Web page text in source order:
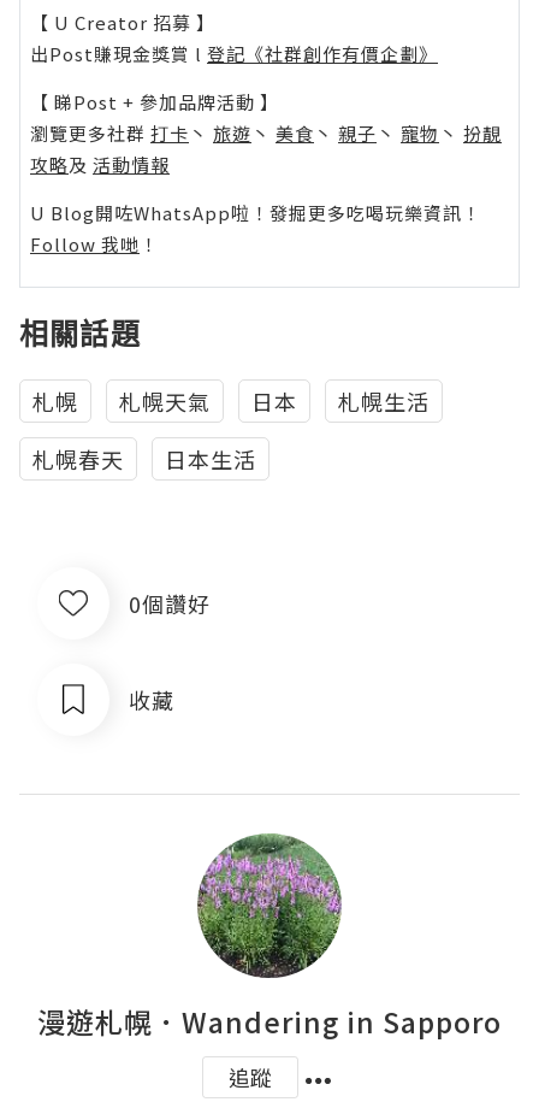
【 U Creator 招募 】
出Post賺現金獎賞 l 登記《社群創作有價企劃》
【 睇Post + 參加品牌活動 】
瀏覽更多社群 打卡 丶 旅遊 丶 美食 丶 親子 丶 寵物 丶 扮靚
攻略及 活動情報
U Blog開咗WhatsApp啦！發掘更多吃喝玩樂資訊！
Follow 我哋 ！
相關話題
札幌 札幌天氣 日本
札幌生活
札幌春天
日本生活
0個讚好
收藏
漫遊札幌．Wandering in Sapporo
追蹤